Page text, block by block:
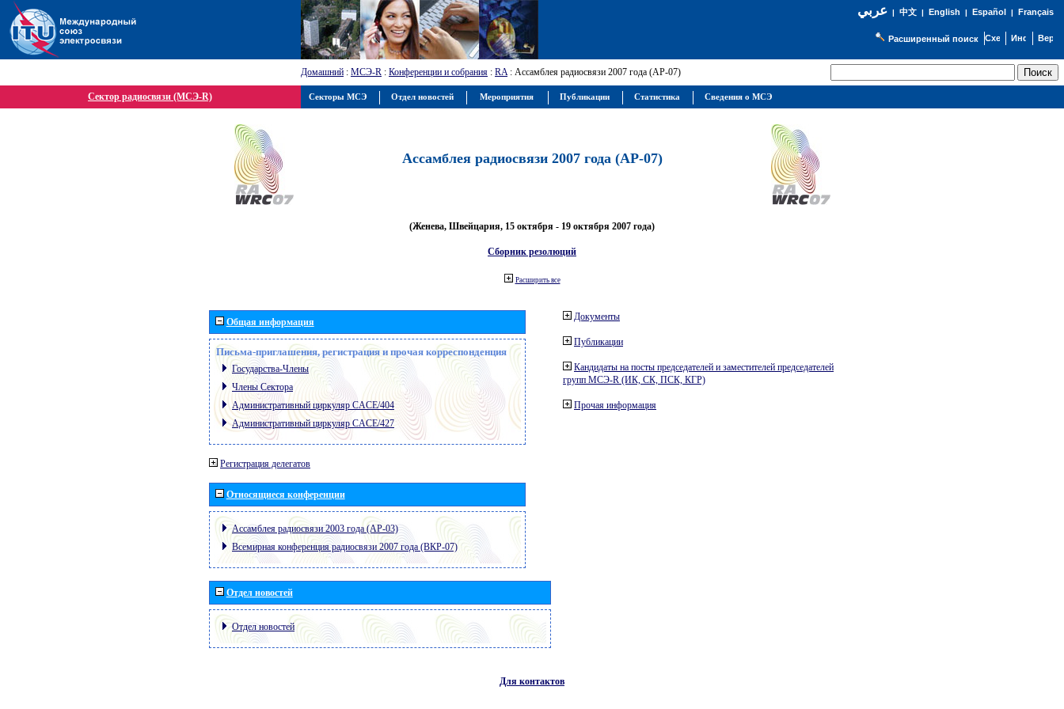
عربي| 中文| English | Español | Français
Расширенный поиск
Домашний : МСЭ-R : Конференции и собрания : RA: Ассамблея радиосвязи 2007 года (АР-07)
Сектор радиосвязи (МСЭ-R)
Ассамблея радиосвязи 2007 года (АР-07)
(Женева, Швейцария, 15 октября - 19 октября 2007 года)
Сборник резолюций
Расширить все
Общая информация
Письма-приглашения, регистрация и прочая корреспонденция
Государства-Члены
Члены Сектора
Административный циркуляр CACE/404
Административный циркуляр CACE/427
Регистрация делегатов
Относящиеся конференции
Ассамблея радиосвязи 2003 года (АР-03)
Всемирная конференция радиосвязи 2007 года (ВКР-07)
Отдел новостей
Отдел новостей
Документы
Публикации
Кандидаты на посты председателей и заместителей председателей
групп МСЭ-R (ИК, СК, ПСК, КГР)
Прочая информация
Для контактов
Секторы МСЭ Отдел новостей Мероприятия Публикации Статистика Сведения о МСЭ